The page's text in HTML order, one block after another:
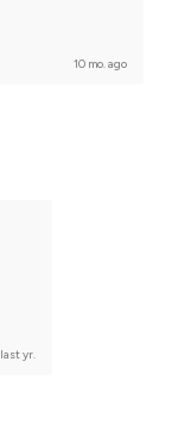
10 mo. ago
last yr.